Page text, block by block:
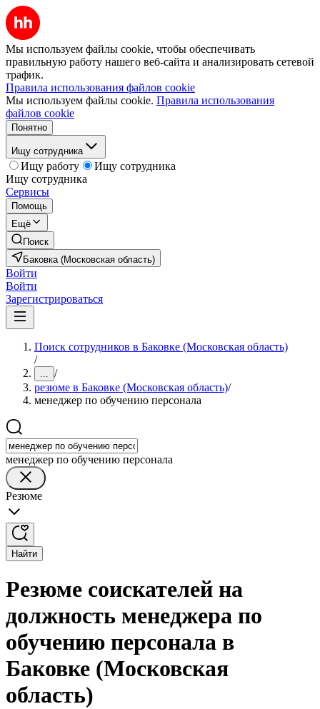
Мы используем файлы cookie, чтобы обеспечивать
правильную работу нашего веб-сайта и анализировать сетевой
трафик.
Правила использования файлов cookie
Мы используем файлы cookie. Правила использования
файлов cookie
Понятно
Ищу сотрудника
Ищу работу
Ищу сотрудника
Ищу сотрудника
Сервисы
Помощь
Ещё
Поиск
Баковка (Московская область)
Войти
Войти
Зарегистрироваться
Поиск сотрудников в Баковке (Московская область)
/
... /
резюме в Баковке (Московская область)/
менеджер по обучению персонала
менеджер по обучению персонала
Резюме
Найти
Резюме соискателей на
должность менеджера по
обучению персонала в
Баковке (Московская
область)